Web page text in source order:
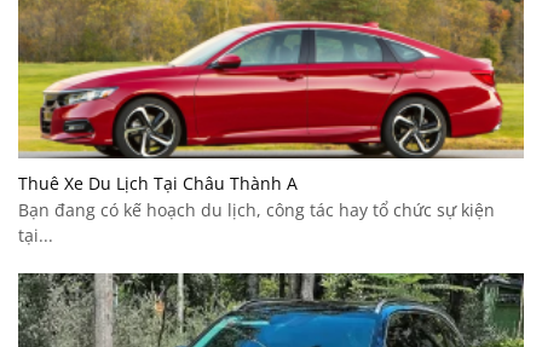
Thuê Xe Du Lịch Tại Châu Thành A
Bạn đang có kế hoạch du lịch, công tác hay tổ chức sự kiện
tại...